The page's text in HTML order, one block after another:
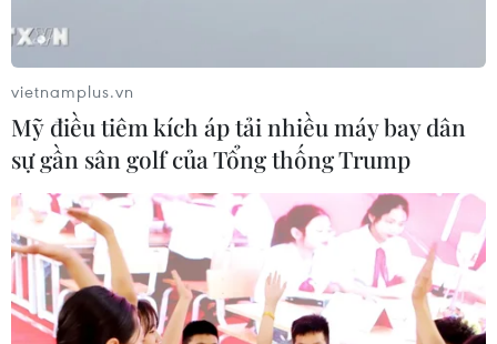
vietnamplus.vn
Mỹ điều tiêm kích áp tải nhiều máy bay dân
sự gần sân golf của Tổng thống Trump